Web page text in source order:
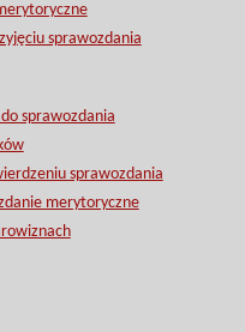
sprawozdania
sprawozdania
sprawozdania
merytoryczne